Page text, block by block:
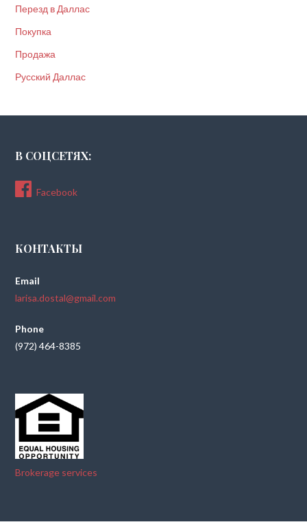
Перезд в Даллас
Покупка
Продажа
Русский Даллас
В СОЦСЕТЯХ:
Facebook
КОНТАКТЫ
Email
larisa.dostal@gmail.com
Phone
(972) 464-8385
Brokerage services